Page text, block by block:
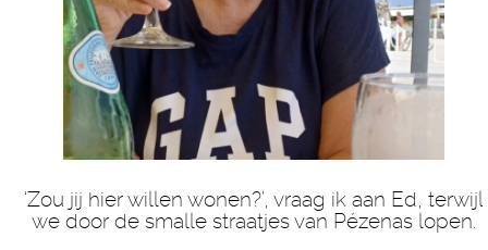
‘Zou jij hier willen wonen?’, vraag ik aan Ed, terwijl
we door de smalle straatjes van Pézenas lopen.